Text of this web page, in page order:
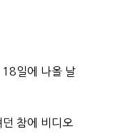
일에 나올 날
참에 비디오